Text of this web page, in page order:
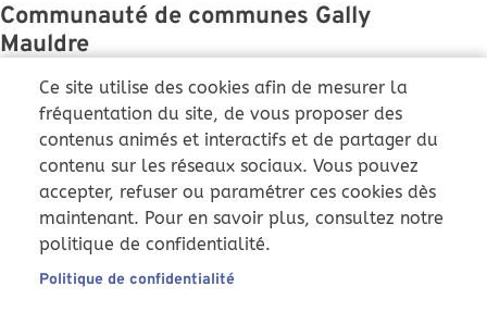
Communauté de communes Gally
Mauldre
43 Grande Rue
78810 Feucherolles
01 86 36 01 51
ccgm@cc-gallymauldre.fr
Du lundi au vendredi :
9h-12h et 14h-17h
Samedi : 9h-12h (uniquementPôle instruction
Nous suivre
Ce site utilise des cookies afin de mesurer la
fréquentation du site, de vous proposer des
contenus animés et interactifs et de partager du
contenu sur les réseaux sociaux. Vous pouvez
accepter, refuser ou paramétrer ces cookies dès
maintenant. Pour en savoir plus, consultez notre
politique de confidentialité.
Politique de confidentialité